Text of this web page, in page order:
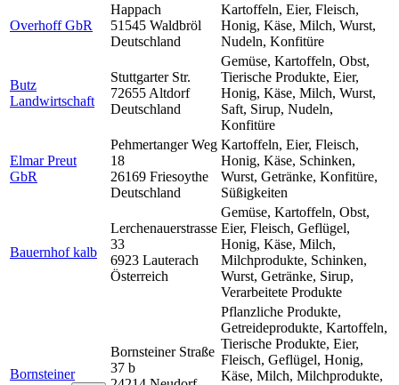
Overhoff GbR
Happach
51545 Waldbröl
Deutschland
Kartoffeln, Eier, Fleisch,
Honig, Käse, Milch, Wurst,
Nudeln, Konfitüre
Butz
Landwirtschaft
Stuttgarter Str.
72655 Altdorf
Deutschland
Gemüse, Kartoffeln, Obst,
Tierische Produkte, Eier,
Honig, Käse, Milch, Wurst,
Saft, Sirup, Nudeln,
Konfitüre
Elmar Preut
GbR
Pehmertanger Weg
18
26169 Friesoythe
Deutschland
Kartoffeln, Eier, Fleisch,
Honig, Käse, Schinken,
Wurst, Getränke, Konfitüre,
Süßigkeiten
Bauernhof kalb
Lerchenauerstrasse
33
6923 Lauterach
Österreich
Gemüse, Kartoffeln, Obst,
Eier, Fleisch, Geflügel,
Honig, Käse, Milch,
Milchprodukte, Schinken,
Wurst, Getränke, Sirup,
Verarbeitete Produkte
Bornsteiner
Bornsteiner Straße
37 b
Pflanzliche Produkte,
Getreideprodukte, Kartoffeln,
Tierische Produkte, Eier,
Fleisch, Geflügel, Honig,
Käse, Milch, Milchprodukte,